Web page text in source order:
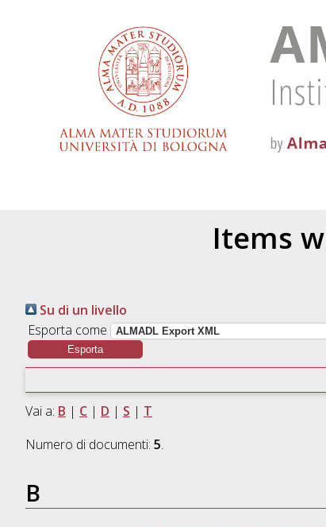
Items
Su di un livello
Esporta come
Vai a: B | C| D | S | T
Numero di documenti: 5.
B